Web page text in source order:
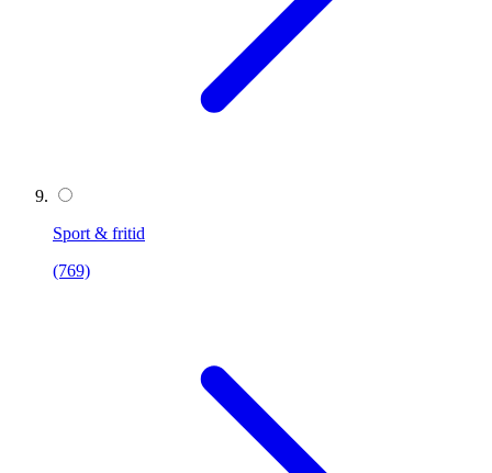
Sport & fritid
(769)